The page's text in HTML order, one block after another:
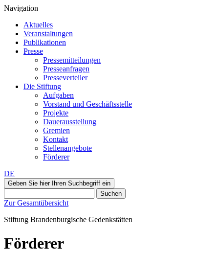
Navigation
Aktuelles
Veranstaltungen
Publikationen
Presse
Pressemitteilungen
Presseanfragen
Presseverteiler
Die Stiftung
Aufgaben
Vorstand und Geschäftsstelle
Projekte
Dauerausstellung
Gremien
Kontakt
Stellenangebote
Förderer
DE
Geben Sie hier Ihren Suchbegriff ein
Suchen
Zur Gesamtübersicht
Stiftung Brandenburgische Gedenkstätten
Förderer